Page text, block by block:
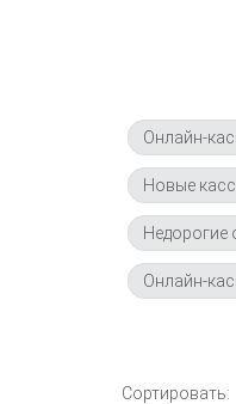
Онлайн-
Новые
Недорогие
Онлайн-
Сортировать: